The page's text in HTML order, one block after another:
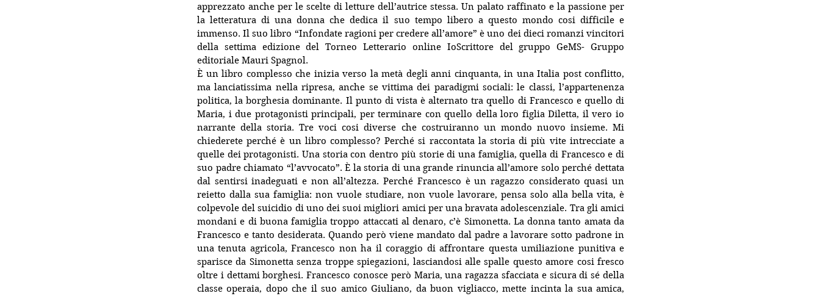
apprezzato anche per le scelte di letture dell’autrice stessa. Un palato raffinato e la passione per
la letteratura di una donna che dedica il suo tempo libero a questo mondo cosi difficile e
immenso. Il suo libro “Infondate ragioni per credere all’amore” è uno dei dieci romanzi vincitori
della settima edizione del Torneo Letterario online IoScrittore del gruppo GeMS- Gruppo
editoriale Mauri Spagnol.
È un libro complesso che inizia verso la metà degli anni cinquanta, in una Italia post conflitto,
ma lanciatissima nella ripresa, anche se vittima dei paradigmi sociali: le classi, l’appartenenza
politica, la borghesia dominante. Il punto di vista è alternato tra quello di Francesco e quello di
Maria, i due protagonisti principali, per terminare con quello della loro figlia Diletta, il vero io
narrante della storia. Tre voci cosi diverse che costruiranno un mondo nuovo insieme. Mi
chiederete perché è un libro complesso? Perché si raccontata la storia di più vite intrecciate a
quelle dei protagonisti. Una storia con dentro più storie di una famiglia, quella di Francesco e di
suo padre chiamato “l’avvocato”. È la storia di una grande rinuncia all’amore solo perché dettata
dal sentirsi inadeguati e non all’altezza. Perché Francesco è un ragazzo considerato quasi un
reietto dalla sua famiglia: non vuole studiare, non vuole lavorare, pensa solo alla bella vita, è
colpevole del suicidio di uno dei suoi migliori amici per una bravata adolescenziale. Tra gli amici
mondani e di buona famiglia troppo attaccati al denaro, c’è Simonetta. La donna tanto amata da
Francesco e tanto desiderata. Quando però viene mandato dal padre a lavorare sotto padrone in
una tenuta agricola, Francesco non ha il coraggio di affrontare questa umiliazione punitiva e
sparisce da Simonetta senza troppe spiegazioni, lasciandosi alle spalle questo amore cosi fresco
oltre i dettami borghesi. Francesco conosce però Maria, una ragazza sfacciata e sicura di sé della
classe operaia, dopo che il suo amico Giuliano, da buon vigliacco, mette incinta la sua amica,